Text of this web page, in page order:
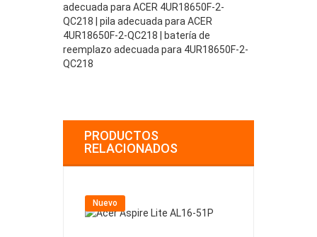
adecuada para ACER 4UR18650F-2-
QC218 | pila adecuada para ACER
4UR18650F-2-QC218 | batería de
reemplazo adecuada para 4UR18650F-2-
QC218
PRODUCTOS
RELACIONADOS
Nuevo